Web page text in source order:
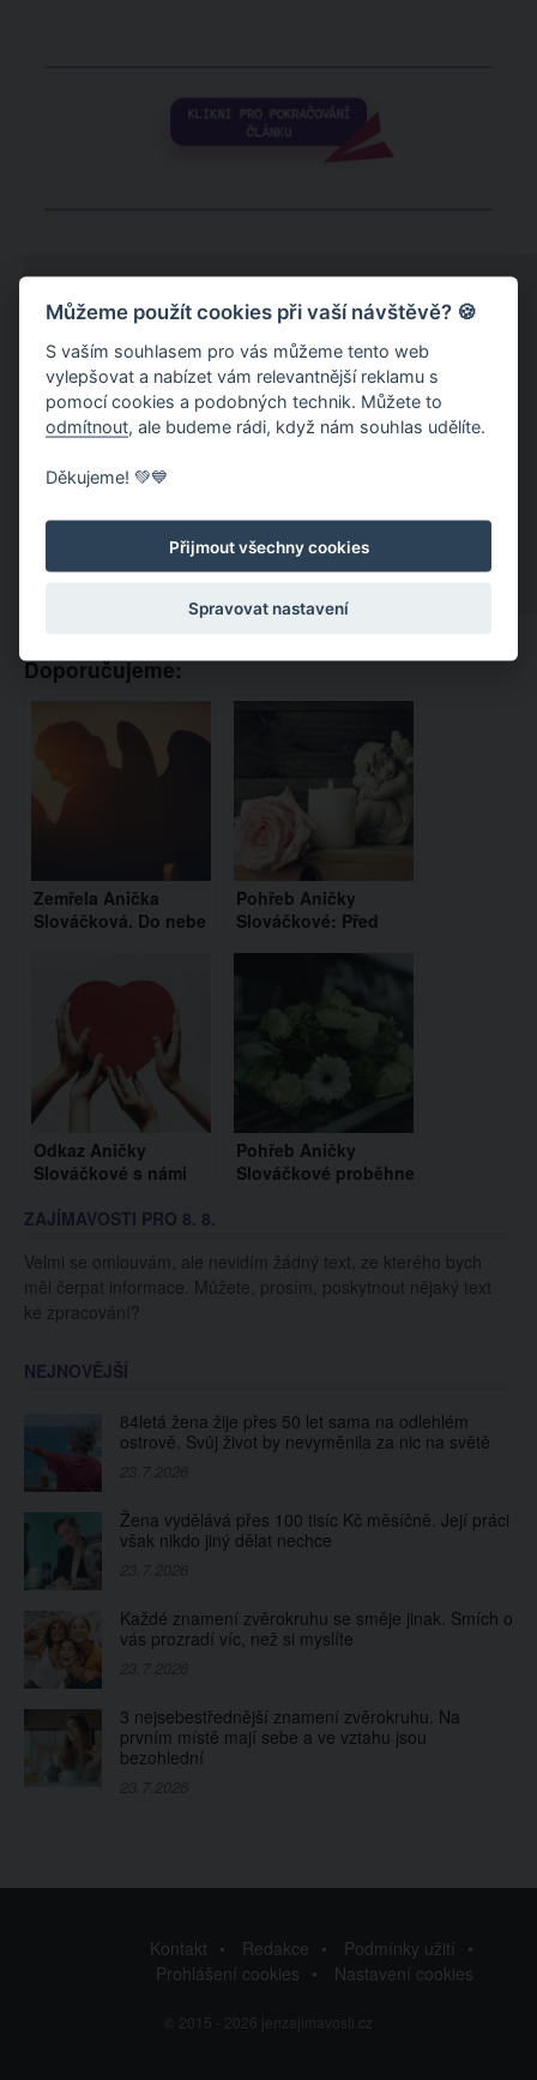
Doporučujeme:
Zemřela Anička
Slováčková. Do nebe
Pohřeb Aničky
Slováčkové: Před
naplánovala sama do
Odkaz Aničky
Slováčkové s námi
inspirací pro
rakovinou
Pohřeb Aničky
Slováčkové proběhne
nebude
ZAJÍMAVOSTI PRO 8. 8.
Velmi se omlouvám, ale nevidím žádný text, ze kterého bych
měl čerpat informace. Můžete, prosím, poskytnout nějaký text
ke zpracování?
NEJNOVĚJŠÍ
84letá žena žije přes 50 let sama na odlehlém
ostrově. Svůj život by nevyměnila za nic na světě
Žena vydělává přes 100 tisíc Kč měsíčně. Její práci
však nikdo jiný dělat nechce
Každé znamení zvěrokruhu se směje jinak. Smích o
vás prozradí víc, než si myslíte
3 nejsebestřednější znamení zvěrokruhu. Na
prvním místě mají sebe a ve vztahu jsou
bezohlední
Kontakt Redakce
Podmínky užití
Prohlášení cookies
Nastavení cookies
© 2015 - 2026 jenzajimavosti.cz
Můžeme použít cookies při vaší návštěvě? 🍪
S vaším souhlasem pro vás můžeme tento web
vylepšovat a nabízet vám relevantnější reklamu s
pomocí cookies a podobných technik. Můžete to
odmítnout, ale budeme rádi, když nám souhlas udělíte.
Děkujeme! 💚💙
Přijmout všechny cookies
Spravovat nastavení